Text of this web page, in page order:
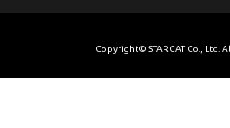
Copyright© STARCAT Co., Ltd.